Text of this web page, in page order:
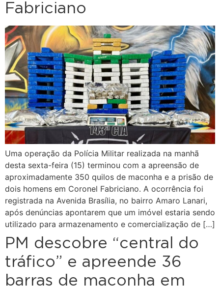
Fabriciano
Uma operação da Polícia Militar realizada na manhã
desta sexta-feira (15) terminou com a apreensão de
aproximadamente 350 quilos de maconha e a prisão de
dois homens em Coronel Fabriciano. A ocorrência foi
registrada na Avenida Brasília, no bairro Amaro Lanari,
após denúncias apontarem que um imóvel estaria sendo
utilizado para armazenamento e comercialização de […]
PM descobre “central do
tráfico” e apreende 36
barras de maconha em